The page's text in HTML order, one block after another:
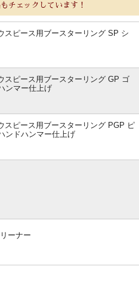
チェックしています！
スピース用ブースターリング SP シ
スピース用ブースターリング GP ゴ
ンマー仕上げ
スピース用ブースターリング PGP ピ
ンドハンマー仕上げ
ーナー